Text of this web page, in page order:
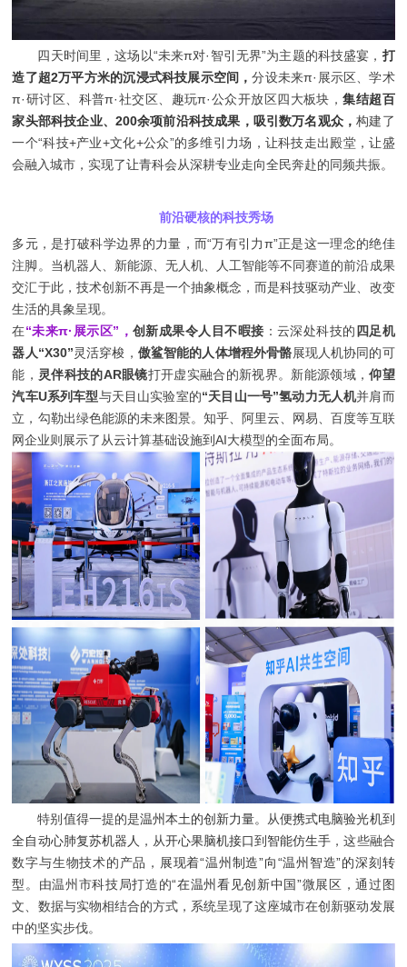
四天时间里，这场以“未来π对·智引无界”为主题的科技盛宴， 打
造了超2万平方米的沉浸式科技展示空间，分设未来π·展示区、学术
π·研讨区、科普π·社交区、趣玩π·公众开放区四大板块，集结超百
家头部科技企业、200余项前沿科技成果，吸引数万名观众，构建了
一个“科技+产业+文化+公众”的多维引力场，让科技走出殿堂，让盛
会融入城市，实现了让青科会从深耕专业走向全民奔赴的同频共振。
前沿硬核的科技秀场
多元，是打破科学边界的力量，而“万有引力π”正是这一理念的绝佳
注脚。当机器人、新能源、无人机、人工智能等不同赛道的前沿成果
交汇于此，技术创新不再是一个抽象概念，而是科技驱动产业、改变
生活的具象呈现。
在“未来π·展示区”， 创新成果令人目不暇接 ：云深处科技的四足机
器人“X30”灵活穿梭， 傲鲨智能的人体增程外骨骼展现人机协同的可
能， 灵伴科技的AR眼镜打开虚实融合的新视界。新能源领域，仰望
汽车U系列车型与天目山实验室的“天目山一号”氢动力无人机并肩而
立，勾勒出绿色能源的未来图景。知乎、阿里云、网易、百度等互联
网企业则展示了从云计算基础设施到AI大模型的全面布局。
特别值得一提的是温州本土的创新力量。 从便携式电脑验光机到
全自动心肺复苏机器人 ，从开心果脑机接口到智能仿生手 ，这些融合
数字与生物技术的产品， 展现着“温州制造”向“温州智造”的深刻转
型。 由温州市科技局打造的“在温州看见创新中国”微展区，通过图
文、数据与实物相结合的方式，系统呈现了这座城市在创新驱动发展
中的坚实步伐。